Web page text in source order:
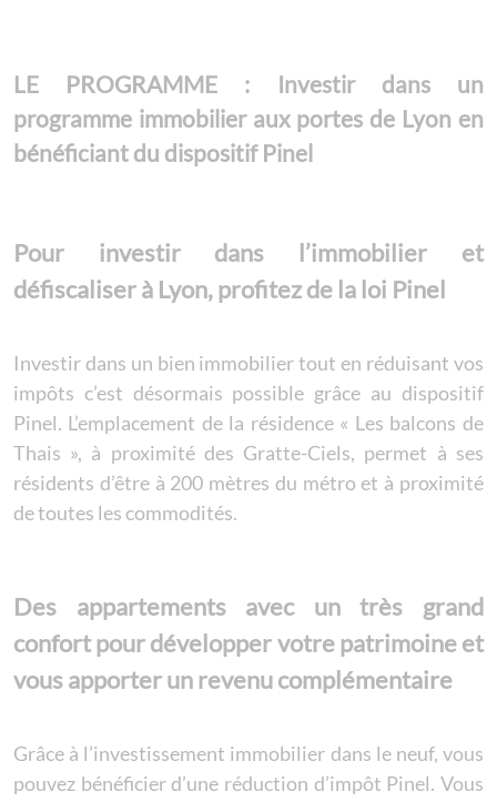
LE PROGRAMME : Investir dans un
programme immobilier aux portes de Lyon en
bénéficiant du dispositif Pinel
Pour investir dans l’immobilier et
défiscaliser à Lyon, profitez de la loi Pinel
Investir dans un bien immobilier tout en réduisant vos
impôts c’est désormais possible grâce au dispositif
Pinel. L’emplacement de la résidence « Les balcons de
Thais », à proximité des Gratte-Ciels, permet à ses
résidents d’être à 200 mètres du métro et à proximité
de toutes les commodités.
Des appartements avec un très grand
confort pour développer votre patrimoine et
vous apporter un revenu complémentaire
Grâce à l’investissement immobilier dans le neuf, vous
pouvez bénéficier d’une réduction d’impôt Pinel. Vous